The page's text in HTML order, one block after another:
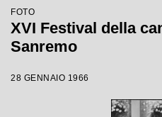
FOTO
XVI Festival della
Sanremo
28 GENNAIO 1966